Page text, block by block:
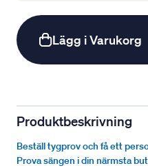
Lägg i Varukorg
Produktbeskrivning
Beställ tygprov och få ett
Prova sängen i din närmsta